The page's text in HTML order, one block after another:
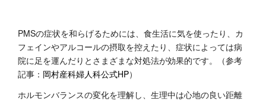
PMSの症状を和らげるためには、食生活に気を使ったり、カ
フェインやアルコールの摂取を控えたり、症状によっては病
院に足を運んだりとさまざまな対処法が効果的です。（参考
記事： 岡村産科婦人科公式HP）
ホルモンバランスの変化を理解し、生理中は心地の良い距離